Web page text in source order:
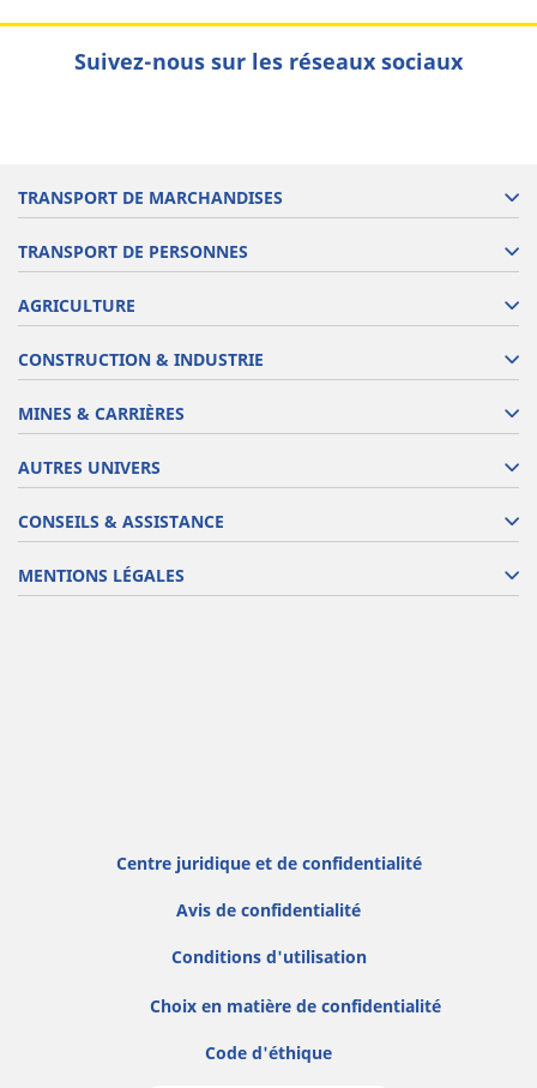
Suivez-nous sur les réseaux sociaux
TRANSPORT DE MARCHANDISES
TRANSPORT DE PERSONNES
AGRICULTURE
CONSTRUCTION & INDUSTRIE
MINES & CARRIÈRES
AUTRES UNIVERS
CONSEILS & ASSISTANCE
MENTIONS LÉGALES
Centre juridique et de confidentialité
Avis de confidentialité
Conditions d'utilisation
Choix en matière de confidentialité
Code d'éthique